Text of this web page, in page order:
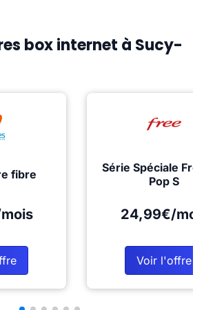
box internet à Sucy-
fibre
Série Spéciale
Pop S
24,99€/
Voir l'offre